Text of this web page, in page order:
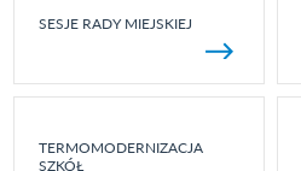
SESJE RADY MIEJSKIEJ
TERMOMODERNIZACJA
SZKÓŁ